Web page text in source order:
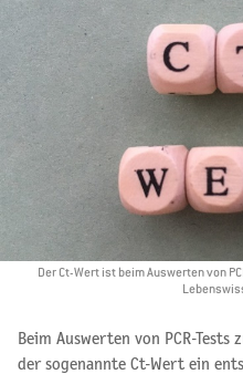
Der Ct-Wert ist beim Auswerten von
Beim Auswerten von PCR-
der sogenannte Ct-Wert ein